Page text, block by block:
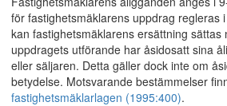
för fastighetsmäklarens uppdrag regleras
kan fastighetsmäklarens ersättning sättas
uppdragets utförande har åsidosatt sina
eller säljaren. Detta gäller dock inte om
betydelse. Motsvarande bestämmelser
fastighetsmäklarlagen (1995:400).